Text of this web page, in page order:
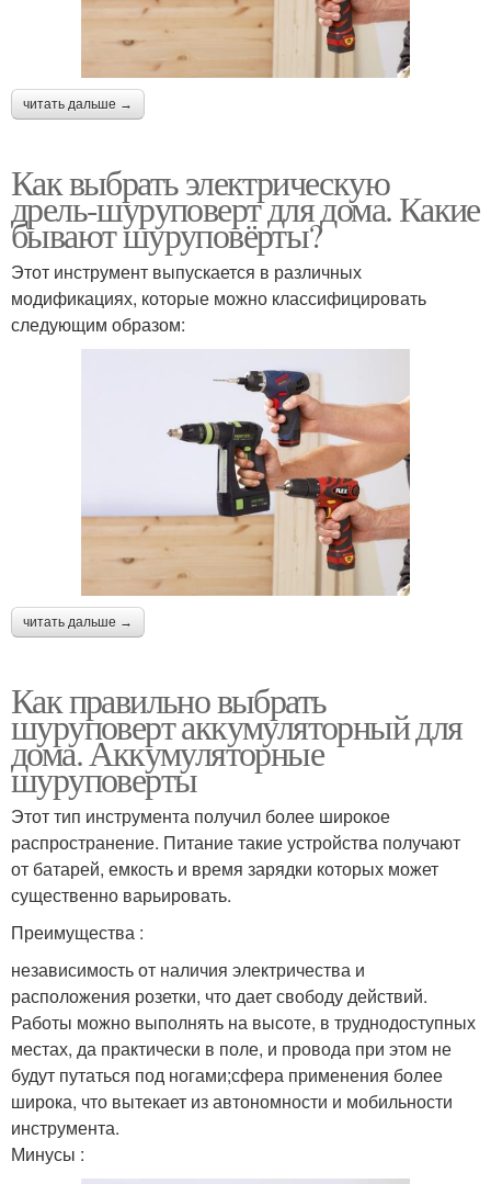
читать дальше →
Как выбрать электрическую
дрель-шуруповерт для дома. Какие
бывают шуруповёрты?
Этот инструмент выпускается в различных
модификациях, которые можно классифицировать
следующим образом:
читать дальше →
Как правильно выбрать
шуруповерт аккумуляторный для
дома. Аккумуляторные
шуруповерты
Этот тип инструмента получил более широкое
распространение. Питание такие устройства получают
от батарей, емкость и время зарядки которых может
существенно варьировать.
Преимущества :
независимость от наличия электричества и
расположения розетки, что дает свободу действий.
Работы можно выполнять на высоте, в труднодоступных
местах, да практически в поле, и провода при этом не
будут путаться под ногами;сфера применения более
широка, что вытекает из автономности и мобильности
инструмента.
Минусы :